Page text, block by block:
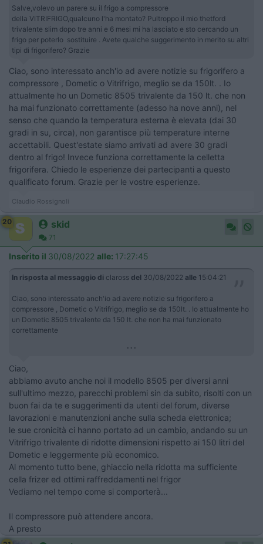
Salve,volevo un parere su il frigo a compressore
della VITRIFRIGO,qualcuno l'ha montato? Pultroppo il mio thetford
trivalente slim dopo tre anni e 6 mesi mi ha lasciato e sto cercando un
frigo per poterlo sostituire . Avete qualche suggerimento in merito su altri
tipi di frigorifero? Grazie
Ciao, sono interessato anch'io ad avere notizie su frigorifero a
compressore , Dometic o Vitrifrigo, meglio se da 150lt. . Io
attualmente ho un Dometic 8505 trivalente da 150 lt. che non
ha mai funzionato correttamente (adesso ha nove anni), nel
senso che quando la temperatura esterna è elevata (dai 30
gradi in su, circa), non garantisce più temperature interne
accettabili. Quest'estate siamo arrivati ad avere 30 gradi
dentro al frigo! Invece funziona correttamente la celletta
frigorifera. Chiedo le esperienze dei partecipanti a questo
qualificato forum. Grazie per le vostre esperienze.
Claudio Rossignoli
20 skid
71
Inserito il 30/08/2022 alle: 17:27:45
In risposta al messaggio di claross del 30/08/2022 alle 15:04:21
Ciao, sono interessato anch'io ad avere notizie su frigorifero a
compressore , Dometic o Vitrifrigo, meglio se da 150lt. . Io attualmente ho
un Dometic 8505 trivalente da 150 lt. che non ha mai funzionato
correttamente
...
Ciao,
abbiamo avuto anche noi il modello 8505 per diversi anni
sull'ultimo mezzo, parecchi problemi sin da subito, risolti con un
buon fai da te e suggerimenti da utenti del forum, diverse
lavorazioni e manutenzioni anche sulla scheda elettronica;
le sue cronicità ci hanno portato ad un cambio, andando su un
Vitrifrigo trivalente di ridotte dimensioni rispetto ai 150 litri del
Dometic e leggermente più economico.
Al momento tutto bene, ghiaccio nella ridotta ma sufficiente
cella frizer ed ottimi raffreddamenti nel frigor
Vediamo nel tempo come si comporterà...
Il compressore può attendere ancora.
A presto